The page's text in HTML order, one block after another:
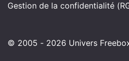
Gestion de la confidentialité
© 2005 - 2026 Univers